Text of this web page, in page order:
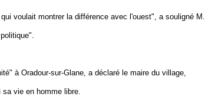
voulait montrer la différence avec l'ouest", a souligné M.
à Oradour-sur-Glane, a déclaré le maire du village,
sa vie en homme libre.